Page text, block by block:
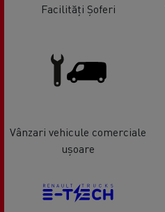
Facilități Șoferi
Vânzari vehicule comerciale
ușoare